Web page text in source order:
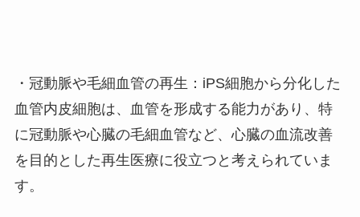
・冠動脈や毛細血管の再生：iPS細胞から分化した
血管内皮細胞は、血管を形成する能力があり、特
に冠動脈や心臓の毛細血管など、心臓の血流改善
を目的とした再生医療に役立つと考えられていま
す。